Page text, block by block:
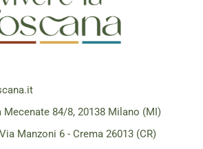
Mecenate 84/8, 20138 Milano (MI)
Manzoni 6 - Crema 26013 (CR)